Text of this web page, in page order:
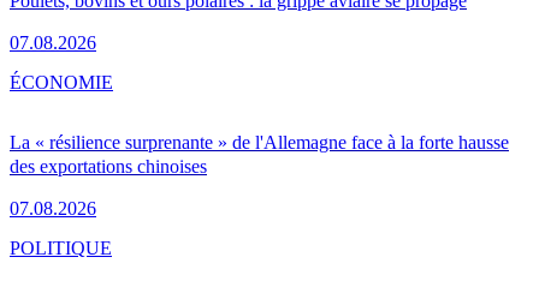
07.08.2026
La « résilience surprenante » de l'Allemagne face à la forte hausse
des exportations chinoises
07.08.2026
ÉCONOMIE
POLITIQUE